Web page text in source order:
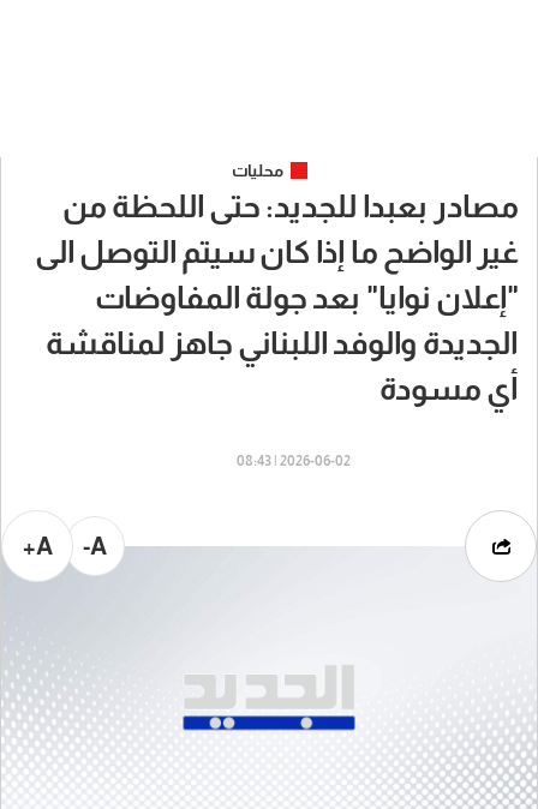
محليات
مصادر بعبدا للجديد: حتى اللحظة من
غير الواضح ما إذا كان سيتم التوصل الى
"إعلان نوايا" بعد جولة المفاوضات
الجديدة والوفد اللبناني جاهز لمناقشة
أي مسودة
2026-06-02 | 08:43
A-
A+